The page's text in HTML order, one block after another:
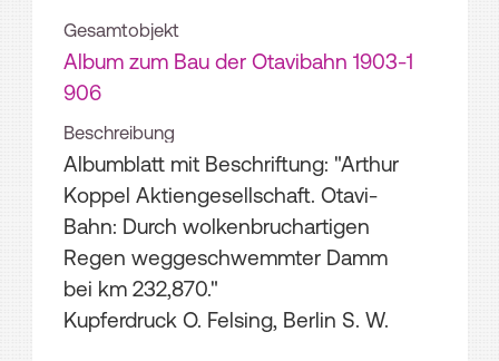
Gesamtobjekt
Album zum Bau der Otavibahn 1903-1
906
Beschreibung
Albumblatt mit Beschriftung: "Arthur
Koppel Aktiengesellschaft. Otavi-
Bahn: Durch wolkenbruchartigen
Regen weggeschwemmter Damm
bei km 232,870."
Kupferdruck O. Felsing, Berlin S. W.